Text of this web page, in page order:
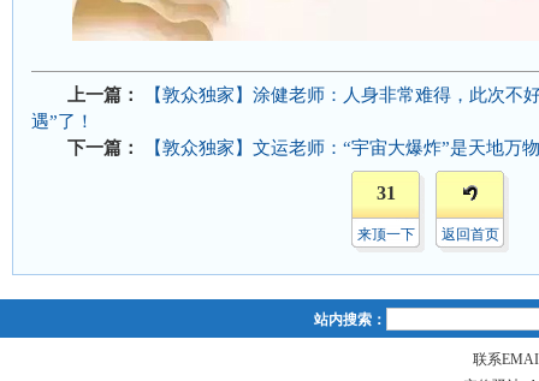
上一篇：
【敦众独家】涂健老师：人身非常难得，此次不
遇”了！
下一篇：
【敦众独家】文运老师：“宇宙大爆炸”是天地万
31
来顶一下 返回首页
站内搜索：
联系